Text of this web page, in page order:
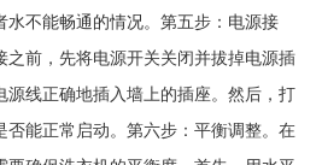
水不能畅通的情况。第五步：电源接
之前，先将电源开关关闭并拔掉电源插
源线正确地插入墙上的插座。然后，打
否能正常启动。第六步：平衡调整。在